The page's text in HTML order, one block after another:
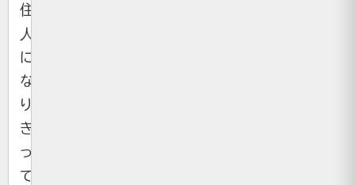
住
人
に
な
り
き
っ
て